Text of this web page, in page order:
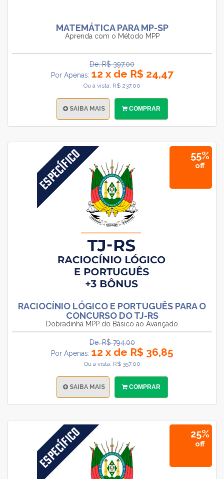
MATEMÁTICA PARA MP-SP
Aprenda com o Método MPP
De: R$ 397.00
Por Apenas: 12 x de R$ 24,47
Ou à vista: R$ 237.00
SAIBA MAIS COMPRAR
55%
off
RACIOCÍNIO LÓGICO E PORTUGUÊS PARA O
CONCURSO DO TJ-RS
Dobradinha MPP do Básico ao Avançado
De: R$ 794.00
Por Apenas: 12 x de R$ 36,85
Ou à vista: R$ 357.00
SAIBA MAIS COMPRAR
25%
off